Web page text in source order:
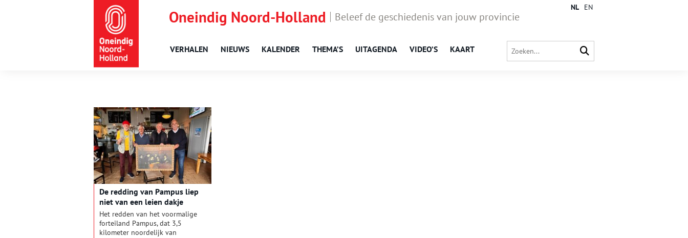
Oneindig Noord-Holland Beleef de geschiedenis van jouw provincie
VERHALEN NIEUWS KALENDER THEMA’S UITAGENDA VIDEO’S KAART
NL EN
De redding van Pampus liep
niet van een leien dakje
Het redden van het voormalige
forteiland Pampus, dat 3,5
kilometer noordelijk van